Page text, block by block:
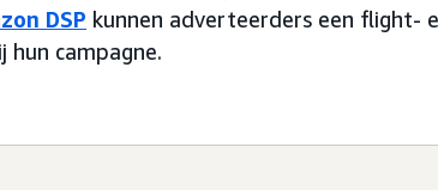
DSP kunnen adverteerders een flight-
campagne.